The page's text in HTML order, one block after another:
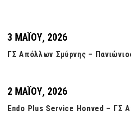
3 ΜΑΪ́ΟΥ, 2026
ΓΣ Απόλλων Σμύρνης –
2 ΜΑΪ́ΟΥ, 2026
Endo Plus Service Honved – ΓΣ